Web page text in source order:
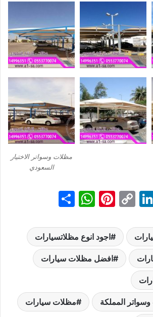
مظلات وسواتر الاختيار
السعودي
Li
k
e
dI
n
C
p
y
Li
k
Pi
er
e
st
W
at
s
A
p
ar
e
اجود انوع مظلاتسيارات
افضل مظلات سيارات
المملكة مظلات سيارات